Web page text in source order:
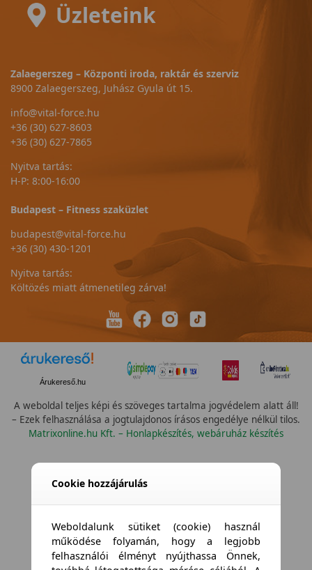
Üzleteink
Zalaegerszeg – Központi iroda, raktár és szerviz
8900 Zalaegerszeg, Juhász Gyula út 15.
info@vital-force.hu
+36 (30) 627-8603
+36 (30) 627-7865
Nyitva tartás:
H-P: 8:00-16:00
Budapest – Fitness szaküzlet
budapest@vital-force.hu
+36 (30) 430-1201
Nyitva tartás:
Költözés miatt átmenetileg zárva!
Árukereső.hu
A weboldal teljes képi és szöveges tartalma jogvédelem alatt áll!
– Ezek felhasználása a jogtulajdonos írásos engedélye nélkül tilos.
Matrixonline.hu Kft. – Honlapkészítés, webáruház készítés
Cookie hozzájárulás
Weboldalunk sütiket (cookie) használ
működése folyamán, hogy a legjobb
felhasználói élményt nyújthassa Önnek,